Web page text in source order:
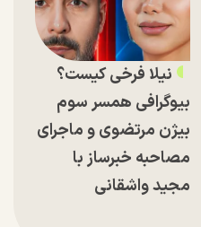
نیلا فرخی کیست؟
بیوگرافی همسر سوم
بیژن مرتضوی و ماجرای
مصاحبه خبرساز با
مجید واشقانی